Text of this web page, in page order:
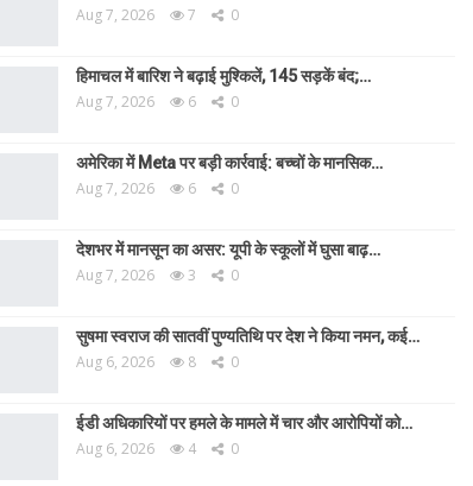
Aug 7, 2026 7 0
हिमाचल में बारिश ने बढ़ाई मुश्किलें, 145 सड़कें बंद;…
Aug 7, 2026 6 0
अमेरिका में Meta पर बड़ी कार्रवाई: बच्चों के मानसिक…
Aug 7, 2026 6 0
देशभर में मानसून का असर: यूपी के स्कूलों में घुसा बाढ़…
Aug 7, 2026 3 0
सुषमा स्वराज की सातवीं पुण्यतिथि पर देश ने किया नमन, कई…
Aug 6, 2026 8 0
ईडी अधिकारियों पर हमले के मामले में चार और आरोपियों को…
Aug 6, 2026 4 0